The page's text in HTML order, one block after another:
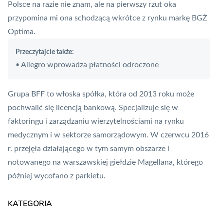
Polsce na razie nie znam, ale na pierwszy rzut oka
przypomina mi ona schodzącą wkrótce z rynku markę BGŻ
Optima.
Przeczytajcie także:
• Allegro wprowadza płatności odroczone
Grupa BFF to włoska spółka, która od 2013 roku może
pochwalić się licencją bankową. Specjalizuje się w
faktoringu i zarządzaniu wierzytelnościami na rynku
medycznym i w sektorze samorządowym. W czerwcu 2016
r. przejęła działającego w tym samym obszarze i
notowanego na warszawskiej giełdzie Magellana, którego
później wycofano z parkietu.
KATEGORIA